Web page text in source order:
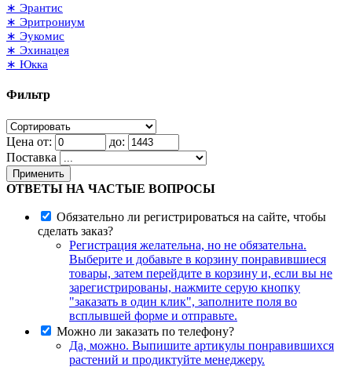
∗ Эрантис
∗ Эритрониум
∗ Эукомис
∗ Эхинацея
∗ Юкка
Фильтр
Цена от:
до:
Поставка
Применить
ОТВЕТЫ НА ЧАСТЫЕ ВОПРОСЫ
Обязательно ли регистрироваться на сайте, чтобы
сделать заказ?
Регистрация желательна, но не обязательна.
Выберите и добавьте в корзину понравившиеся
товары, затем перейдите в корзину и, если вы не
зарегистрированы, нажмите серую кнопку
"заказать в один клик", заполните поля во
всплывшей форме и отправьте.
Можно ли заказать по телефону?
Да, можно. Выпишите артикулы понравившихся
растений и продиктуйте менеджеру.